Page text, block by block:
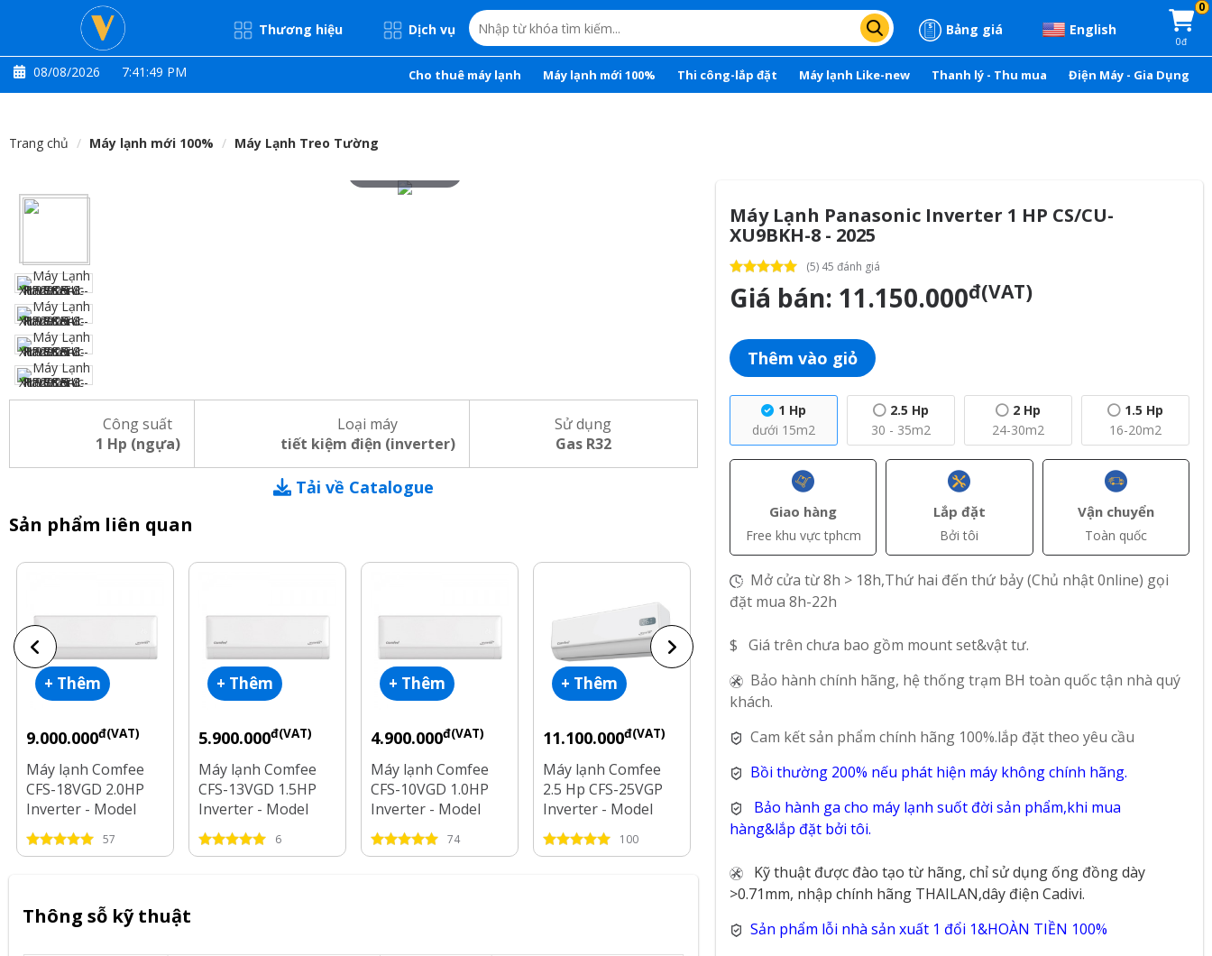
Thương hiệu Dịch vụ Bảng giá English
0
0đ
08/08/2026 7:41:49 PM Cho thuê máy lạnh Máy lạnh mới 100% Thi công-lắp đặt Máy lạnh Like-new Thanh lý - Thu mua Điện Máy - Gia Dụng
Trang chủ Máy lạnh mới 100% Máy Lạnh Treo Tường
Công suất
1 Hp (ngựa)
Loại máy
tiết kiệm điện (inverter)
Sử dụng
Gas R32
Tải về Catalogue
Sản phẩm liên quan
+ Thêm
9.000.000đ(VAT)
Máy lạnh Comfee
CFS-18VGD 2.0HP
Inverter - Model
2025
57
+ Thêm
5.900.000đ(VAT)
Máy lạnh Comfee
CFS-13VGD 1.5HP
Inverter - Model
2025
6
+ Thêm
4.900.000đ(VAT)
Máy lạnh Comfee
CFS-10VGD 1.0HP
Inverter - Model
2025
74
+ Thêm
11.100.000đ(VAT)
Máy lạnh Comfee
2.5 Hp CFS-25VGP
Inverter - Model
2025
100
+ Thêm
9.000.000đ(VAT)
Máy lạnh Comfee 2
Inverter - Model
2025
62
+ Thêm
5.900.000 đ(VAT)
Máy lạnh Comfee
Inverter - Model
+ Thêm
4.900.000đ(VAT)
Máy lạnh Comfee 1
Inverter - Model
Thông sỗ kỹ thuật
Máy Lạnh Panasonic Inverter 1 HP CS/CU-
XU9BKH-8 - 2025
(5) 45 đánh giá
Giá bán: 11.150.000đ(VAT)
Thêm vào giỏ
1 Hp
dưới 15m2
2.5 Hp
30 - 35m2
2 Hp
24-30m2
1.5 Hp
16-20m2
Giao hàng
Free khu vực tphcm
Lắp đặt
Bởi tôi
Vận chuyển
Toàn quốc
Mở cửa từ 8h > 18h,Thứ hai đến thứ bảy (Chủ nhật 0nline) gọi
đặt mua 8h-22h
$ Giá trên chưa bao gồm mount set&vật tư.
Bảo hành chính hãng, hệ thống trạm BH toàn quốc tận nhà quý
khách.
Cam kết sản phẩm chính hãng 100%.lắp đặt theo yêu cầu
Bồi thường 200% nếu phát hiện máy không chính hãng.
Bảo hành ga cho máy lạnh suốt đời sản phẩm,khi mua
hàng&lắp đặt bởi tôi.
Kỹ thuật được đào tạo từ hãng, chỉ sử dụng ống đồng dày
>0.71mm, nhập chính hãng THAILAN,dây điện Cadivi.
Sản phẩm lỗi nhà sản xuất 1 đổi 1&HOÀN TIỀN 100%